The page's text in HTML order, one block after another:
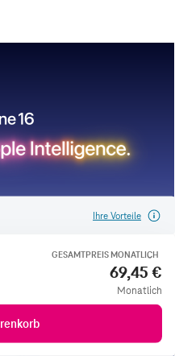
Ihre Vorteile
GESAMTPREIS MONATLICH
69,45 €
Monatlich